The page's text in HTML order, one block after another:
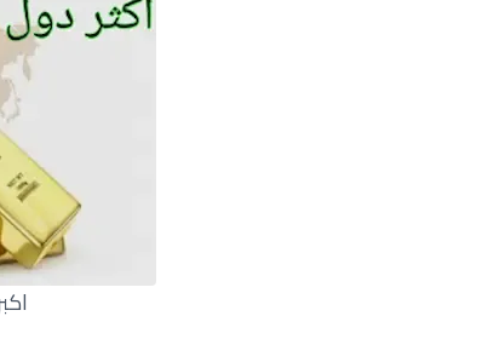
اكبر 8 دول منتجة